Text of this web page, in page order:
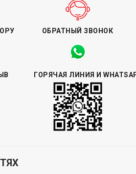
ОБРАТНЫЙ ЗВОНОК
ГОРЯЧАЯ ЛИНИЯ И